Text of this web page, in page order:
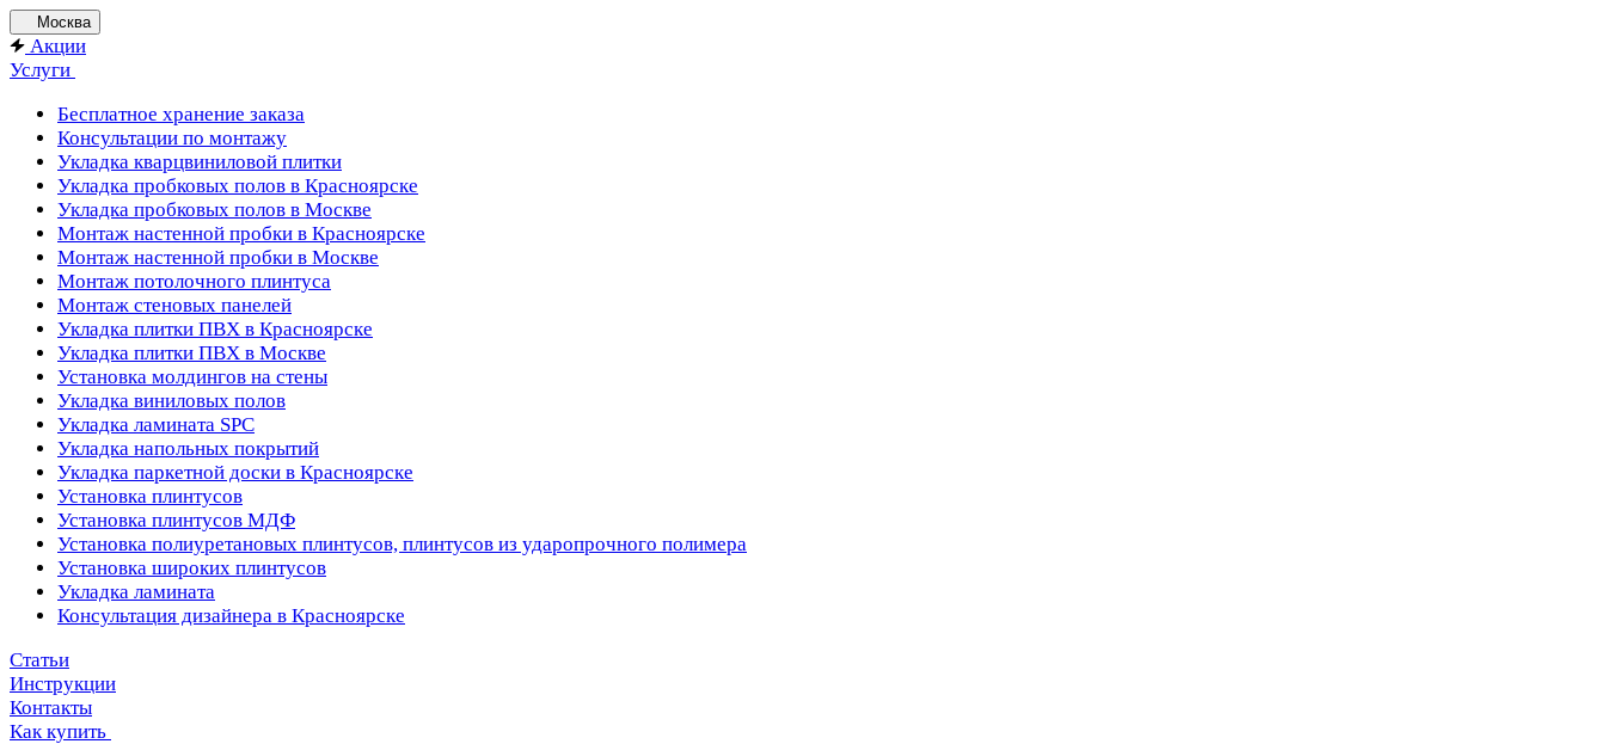
Москва
Акции
Услуги
Бесплатное хранение заказа
Консультации по монтажу
Укладка кварцвиниловой плитки
Укладка пробковых полов в Красноярске
Укладка пробковых полов в Москве
Монтаж настенной пробки в Красноярске
Монтаж настенной пробки в Москве
Монтаж потолочного плинтуса
Монтаж стеновых панелей
Укладка плитки ПВХ в Красноярске
Укладка плитки ПВХ в Москве
Установка молдингов на стены
Укладка виниловых полов
Укладка ламината SPC
Укладка напольных покрытий
Укладка паркетной доски в Красноярске
Установка плинтусов
Установка плинтусов МДФ
Установка полиуретановых плинтусов, плинтусов из ударопрочного полимера
Установка широких плинтусов
Укладка ламината
Консультация дизайнера в Красноярске
Статьи
Инструкции
Контакты
Как купить